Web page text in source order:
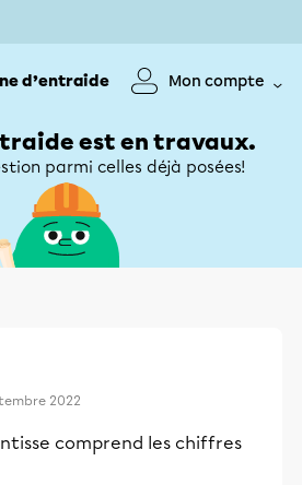
d’entraide Mon compte
est en travaux.
parmi celles déjà posées!
2022
comprend les chiffres